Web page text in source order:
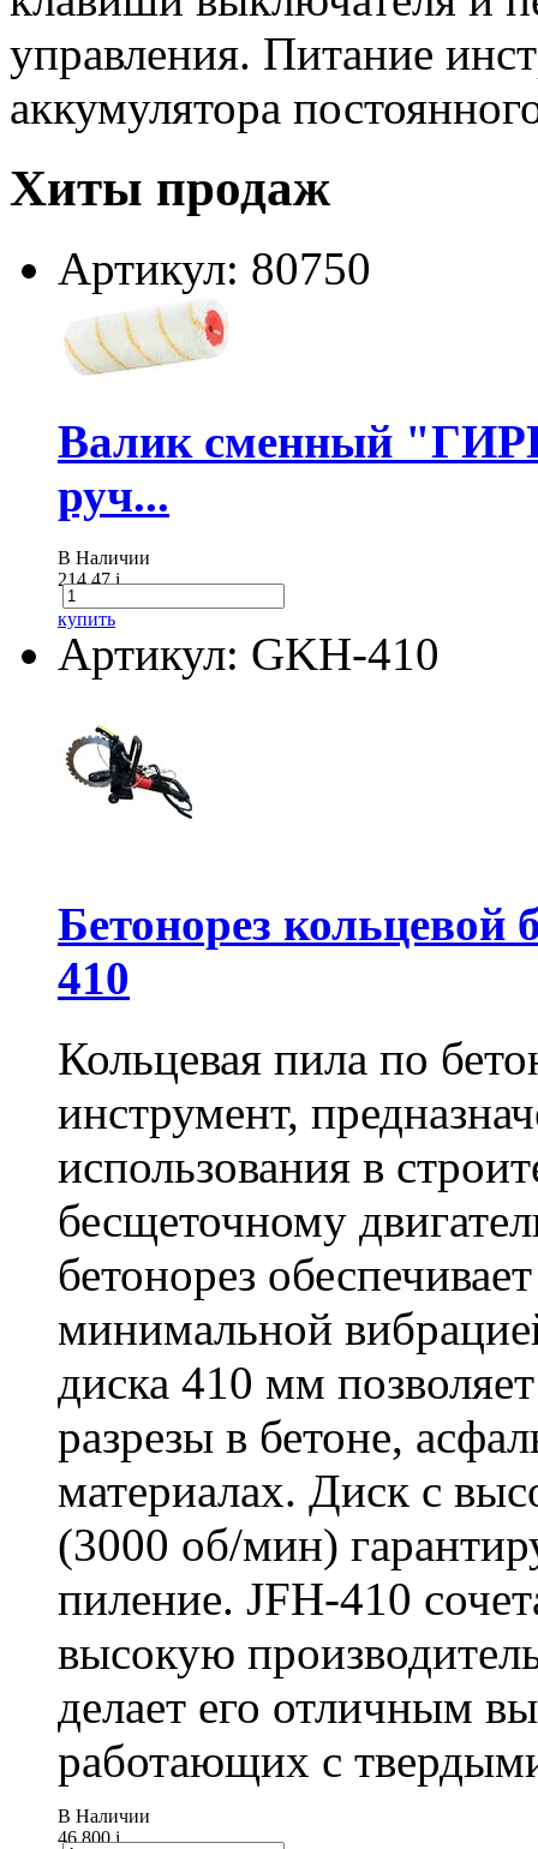
управления. Питание
аккумулятора
Хиты продаж
Артикул: 80750
Валик сменный
руч...
В Наличии
214.47i
купить
Артикул: GKH-410
Бетонорез
410
Кольцевая пила по
инструмент,
использования в
бесщеточному
бетонорез
минимальной
диска 410 мм
разрезы в бетоне,
материалах. Диск с
(3000 об/мин)
пиление. JFH-410
высокую
делает его отличным
работающих с
В Наличии
46 800i